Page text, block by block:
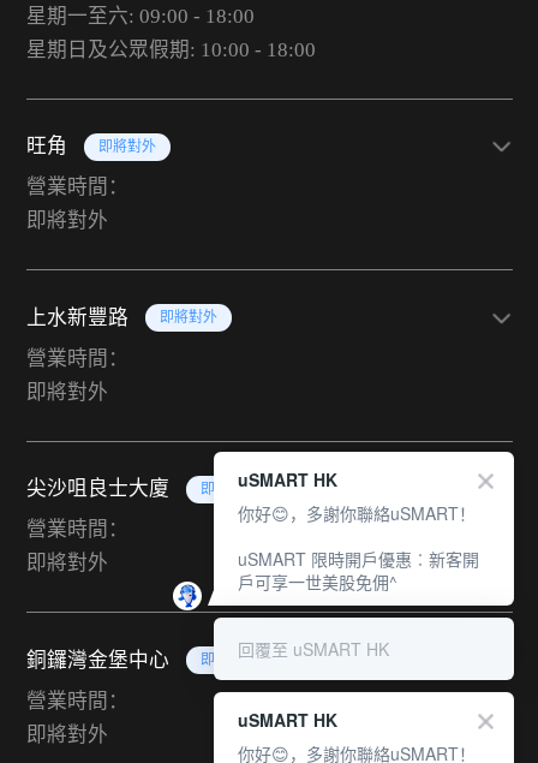
星期一至六: 09:00 - 18:00
星期日及公眾假期: 10:00 - 18:00
旺角 即將對外
營業時間：
即將對外
上水新豐路 即將對外
營業時間：
即將對外
尖沙咀良士大廈 即將對外
營業時間：
即將對外
銅鑼灣金堡中心 即將對外
營業時間：
即將對外
uSMART HK
你好😊，多謝你聯絡uSMART！
uSMART 限時開戶優惠︰新客開
戶可享一世美股免佣^
回覆至 uSMART HK
uSMART HK
你好😊，多謝你聯絡uSMART！